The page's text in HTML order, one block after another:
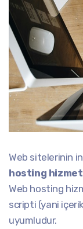
Web sitelerinin
hosting
Web hosting
scripti (yani
uyumludur.